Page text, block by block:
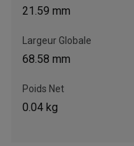
Écrivez-nous
Veuillez mettre à jour le
navigation supérieur
21.59 mm
Largeur Globale
68.58 mm
Poids Net
0.04 kg